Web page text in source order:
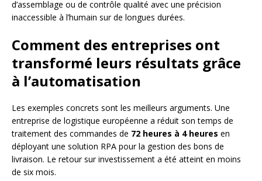
d’assemblage ou de contrôle qualité avec une précision
inaccessible à l’humain sur de longues durées.
Comment des entreprises ont
transformé leurs résultats grâce
à l’automatisation
Les exemples concrets sont les meilleurs arguments. Une
entreprise de logistique européenne a réduit son temps de
traitement des commandes de 72 heures à 4 heures en
déployant une solution RPA pour la gestion des bons de
livraison. Le retour sur investissement a été atteint en moins
de six mois.